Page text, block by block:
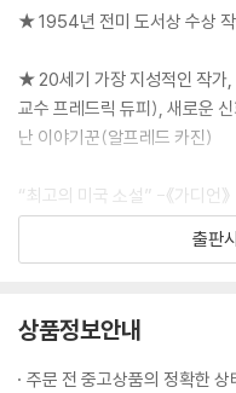
★ 1954년 전미 도서상 수상
★ 20세기 가장 지성적인 작가,
교수 프레드릭 듀피), 새로운
난 이야기꾼(알프레드 카진)
“최고의 미국 소설” -《가디언》
“유쾌하다. 통쾌하다. 유머 가
“드물게 보는 중요한 작품, 그
세 번의 전미 도서상 수상자이
출간
출판
상품정보안내
주문 전 중고상품의 정확한